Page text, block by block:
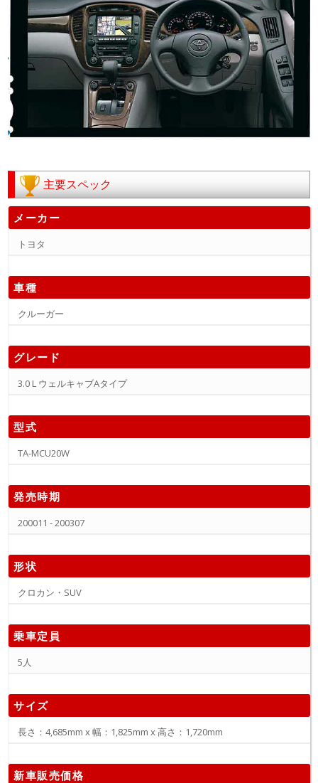
主要スペック
メーカー
トヨタ
車種
クルーガー
グレード
3.0 L ウェルキャブAタイプ
型式
TA-MCU20W
発売時期
200011 - 200307
形状
クロカン・SUV
乗車定員
5人
サイズ
長さ：4,685mm x 幅：1,825mm x 高さ：1,720mm
新車販売価格